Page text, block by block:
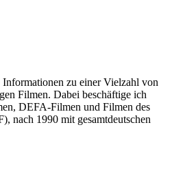
zu einer Vielzahl von
Filmen. Dabei beschäftige ich
DEFA-Filmen und Filmen des
nach 1990 mit gesamtdeutschen